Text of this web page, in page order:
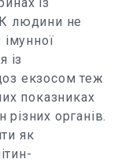
людини не
із
екзосом теж
показниках
різних органів.
як